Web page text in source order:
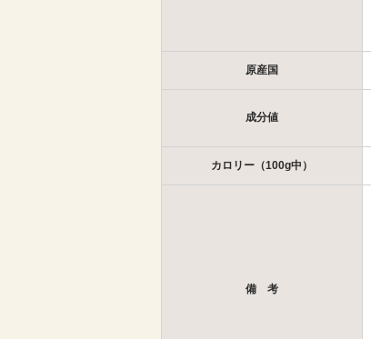
原産国
成分値
カロリー（100g中）
備 考